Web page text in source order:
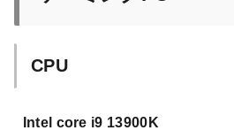
CPU
Intel core i9 13900K